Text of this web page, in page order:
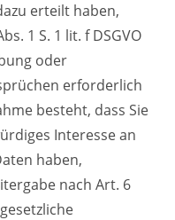
erteilt haben,
1 S. 1 lit. f DSGVO
oder
erforderlich
besteht, dass Sie
Interesse an
haben,
nach Art. 6